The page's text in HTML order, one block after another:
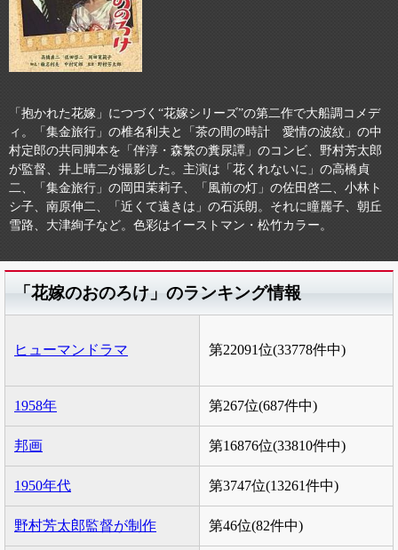
「抱かれた花嫁」につづく“花嫁シリーズ”の第二作で大船調コメデ
ィ。「集金旅行」の椎名利夫と「茶の間の時計 愛情の波紋」の中
村定郎の共同脚本を「伴淳・森繁の糞尿譚」のコンビ、野村芳太郎
が監督、井上晴二が撮影した。主演は「花くれないに」の高橋貞
二、「集金旅行」の岡田茉莉子、「風前の灯」の佐田啓二、小林ト
シ子、南原伸二、「近くて遠きは」の石浜朗。それに瞳麗子、朝丘
雪路、大津絢子など。色彩はイーストマン・松竹カラー。
「花嫁のおのろけ」のランキング情報
ヒューマンドラマ 第22091位(33778件中)
1958年 第267位(687件中)
邦画 第16876位(33810件中)
1950年代 第3747位(13261件中)
野村芳太郎監督が制作 第46位(82件中)